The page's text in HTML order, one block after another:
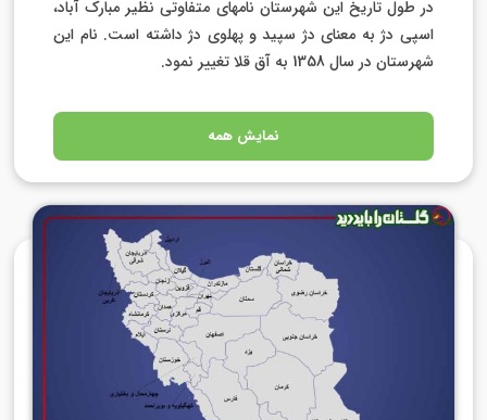
در طول تاریخ این شهرستان نام­های متفاوتی نظیر مبارک آباد،
اسپی دژ به معنای دژ سپید و پهلوی دژ داشته است. نام این
شهرستان در سال 1358 به آق قلا تغییر نمود.
نمایش همه